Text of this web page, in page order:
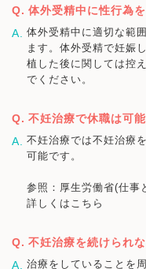
体外受精中に性行為
体外受精中に適切な範
ます。体外受精で妊娠
植した後に関しては控
でください。
不妊治療で休職は可
不妊治療では不妊治療
可能です。
参照：厚生労働省(仕事
詳しくはこちら
不妊治療を続けられ
治療をしていることを